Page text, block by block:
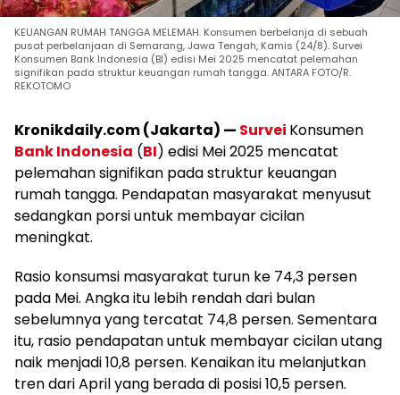
KEUANGAN RUMAH TANGGA MELEMAH. Konsumen berbelanja di sebuah
pusat perbelanjaan di Semarang, Jawa Tengah, Kamis (24/8). Survei
Konsumen Bank Indonesia (BI) edisi Mei 2025 mencatat pelemahan
signifikan pada struktur keuangan rumah tangga. ANTARA FOTO/R.
REKOTOMO
Kronikdaily.com (Jakarta) — Survei Konsumen
Bank Indonesia (BI) edisi Mei 2025 mencatat
pelemahan signifikan pada struktur keuangan
rumah tangga. Pendapatan masyarakat menyusut
sedangkan porsi untuk membayar cicilan
meningkat.
Rasio konsumsi masyarakat turun ke 74,3 persen
pada Mei. Angka itu lebih rendah dari bulan
sebelumnya yang tercatat 74,8 persen. Sementara
itu, rasio pendapatan untuk membayar cicilan utang
naik menjadi 10,8 persen. Kenaikan itu melanjutkan
tren dari April yang berada di posisi 10,5 persen.